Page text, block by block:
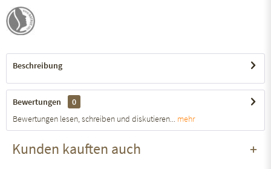
Beschreibung
Bewertungen
0
Bewertungen lesen, schreiben und diskutieren... mehr
Kunden kauften auch